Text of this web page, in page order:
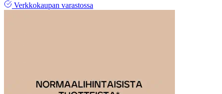
Verkkokaupan varastossa